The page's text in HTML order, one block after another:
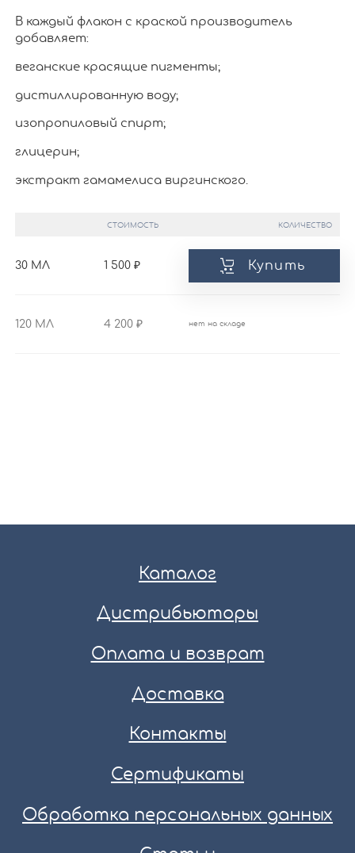
В каждый флакон с краской производитель
добавляет:
веганские красящие пигменты;
дистиллированную воду;
изопропиловый спирт;
глицерин;
экстракт гамамелиса виргинского.
СТОИМОСТЬ КОЛИЧЕСТВО
30 МЛ 1 500 Купить
120 МЛ 4 200 нет на складе
Каталог
Дистрибьюторы
Оплата и возврат
Доставка
Контакты
Сертификаты
Обработка персональных данных